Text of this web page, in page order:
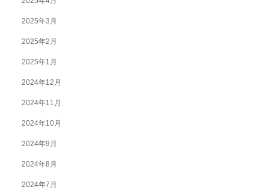
2025年3月
2025年2月
2025年1月
2024年12月
2024年11月
2024年10月
2024年9月
2024年8月
2024年7月